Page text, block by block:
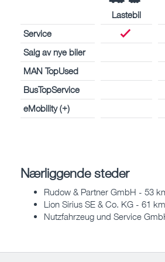
Lastebil
Service
Salg av nye biler
MAN TopUsed
BusTopService
eMobility (+)
Nærliggende steder
Rudow & Partner GmbH - 53
Lion Sirius SE & Co. KG - 61 km
Nutzfahrzeug und Service